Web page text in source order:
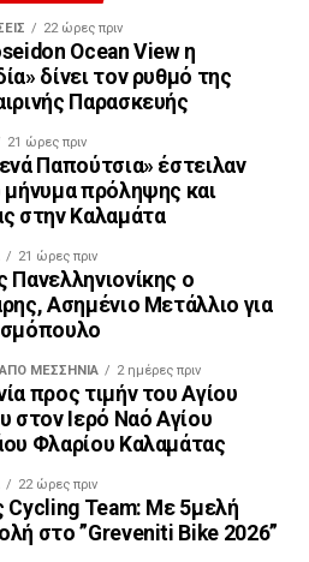
22 ώρες πριν
Ocean View η
δίνει τον ρυθμό της
Παρασκευής
21 ώρες πριν
Παπούτσια» έστειλαν
μήνυμα πρόληψης και
στην Καλαμάτα
21 ώρες πριν
Πανελληνιονίκης ο
Ασημένιο Μετάλλιο για
ΑΠΟ ΜΕΣΣΗΝΊΑ 2 ημέρες πριν
προς τιμήν του Αγίου
στον Ιερό Ναό Αγίου
Φλαρίου Καλαμάτας
22 ώρες πριν
Cycling Team: Με 5μελή
στο ”Greveniti Bike 2026”